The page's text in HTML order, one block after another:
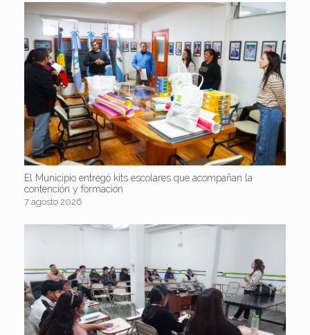
El Municipio entregó kits escolares que acompañan la
contención y formación
7 agosto 2026